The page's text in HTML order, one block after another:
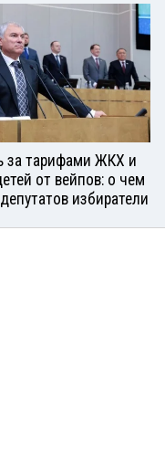
за тарифами ЖКХ и
от вейпов: о чем
избиратели